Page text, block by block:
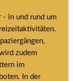
- in und rund um
zudem
im
In der